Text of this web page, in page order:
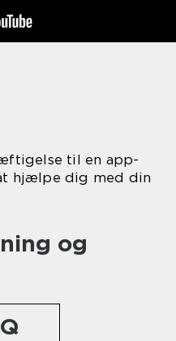
til en app-
hjælpe dig med din
og